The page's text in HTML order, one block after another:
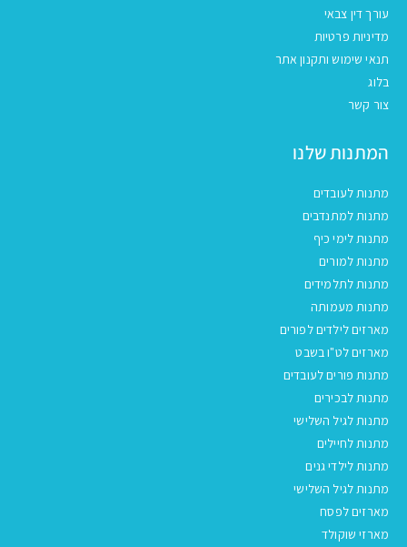
עורך דין צבאי
מדיניות פרטיות
תנאי שימוש ותקנון אתר
בלוג
צור קשר
המתנות שלנו
מתנות לעובדים
מתנות למתנדבים
מתנות לימי כיף
מתנות למורים
מתנות לתלמידים
מתנות מעמותה
מארזים לילדים לפורים
מארזים לט"ו בשבט
מתנות פורים לעובדים
מתנות לבכירים
מתנות לגיל השלישי
מתנות לחיילים
מתנות לילדי גנים
מתנות לגיל השלישי
מארזים לפסח
מארזי שוקולד